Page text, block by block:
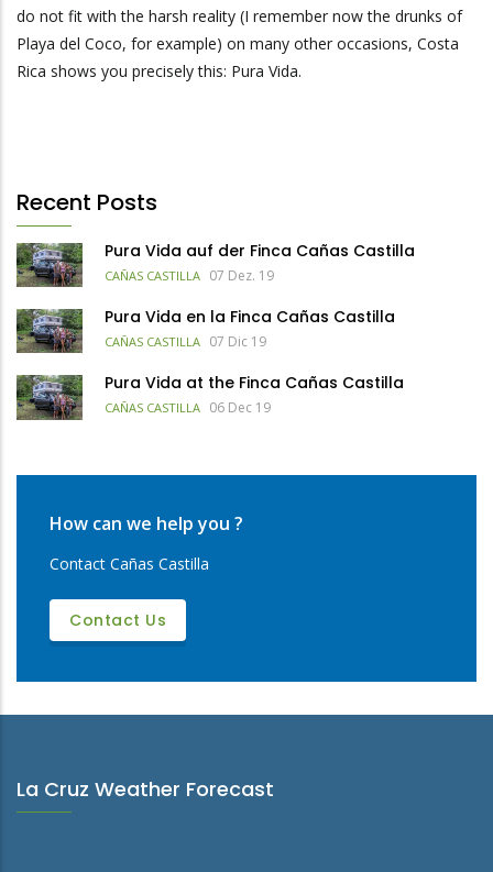
do not fit with the harsh reality (I remember now the drunks of
Playa del Coco, for example) on many other occasions, Costa
Rica shows you precisely this: Pura Vida.
Recent Posts
Pura Vida auf der Finca Cañas Castilla
CAÑAS CASTILLA 07 Dez. 19
Pura Vida en la Finca Cañas Castilla
CAÑAS CASTILLA 07 Dic 19
Pura Vida at the Finca Cañas Castilla
CAÑAS CASTILLA 06 Dec 19
How can we help you ?
Contact Cañas Castilla
Contact Us
La Cruz Weather Forecast